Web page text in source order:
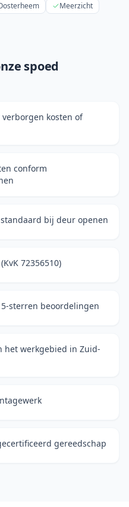
Meerzicht
spoed
kosten of
conform
bij deur openen
72356510)
sterren beoordelingen
het werkgebied in Zuid-
gereedschap